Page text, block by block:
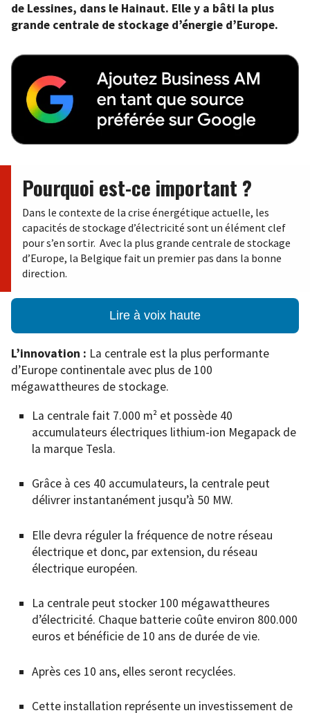
de Lessines, dans le Hainaut. Elle y a bâti la plus
grande centrale de stockage d’énergie d’Europe.
Pourquoi est-ce important ?
Dans le contexte de la crise énergétique actuelle, les
capacités de stockage d’électricité sont un élément clef
pour s’en sortir. Avec la plus grande centrale de stockage
d’Europe, la Belgique fait un premier pas dans la bonne
direction.
Lire à voix haute
L’innovation : La centrale est la plus performante
d’Europe continentale avec plus de 100
mégawattheures de stockage.
La centrale fait 7.000 m² et possède 40
accumulateurs électriques lithium-ion Megapack de
la marque Tesla.
Grâce à ces 40 accumulateurs, la centrale peut
délivrer instantanément jusqu’à 50 MW.
Elle devra réguler la fréquence de notre réseau
électrique et donc, par extension, du réseau
électrique européen.
La centrale peut stocker 100 mégawattheures
d’électricité. Chaque batterie coûte environ 800.000
euros et bénéficie de 10 ans de durée de vie.
Après ces 10 ans, elles seront recyclées.
Cette installation représente un investissement de